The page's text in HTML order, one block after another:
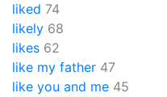
liked 74
likely 68
likes 62
like my father 47
like you and me 45